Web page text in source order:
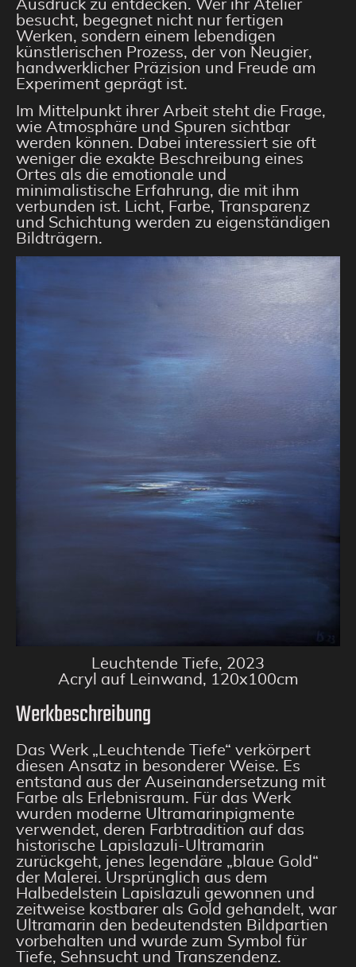
Ausdruck zu entdecken. Wer ihr Atelier
besucht, begegnet nicht nur fertigen
Werken, sondern einem lebendigen
künstlerischen Prozess, der von Neugier,
handwerklicher Präzision und Freude am
Experiment geprägt ist.
Im Mittelpunkt ihrer Arbeit steht die Frage,
wie Atmosphäre und Spuren sichtbar
werden können. Dabei interessiert sie oft
weniger die exakte Beschreibung eines
Ortes als die emotionale und
minimalistische Erfahrung, die mit ihm
verbunden ist. Licht, Farbe, Transparenz
und Schichtung werden zu eigenständigen
Bildträgern.
Leuchtende Tiefe, 2023
Acryl auf Leinwand, 120x100cm
Werkbeschreibung
Das Werk „Leuchtende Tiefe“ verkörpert
diesen Ansatz in besonderer Weise. Es
entstand aus der Auseinandersetzung mit
Farbe als Erlebnisraum. Für das Werk
wurden moderne Ultramarinpigmente
verwendet, deren Farbtradition auf das
historische Lapislazuli-Ultramarin
zurückgeht, jenes legendäre „blaue Gold“
der Malerei. Ursprünglich aus dem
Halbedelstein Lapislazuli gewonnen und
zeitweise kostbarer als Gold gehandelt, war
Ultramarin den bedeutendsten Bildpartien
vorbehalten und wurde zum Symbol für
Tiefe, Sehnsucht und Transzendenz.